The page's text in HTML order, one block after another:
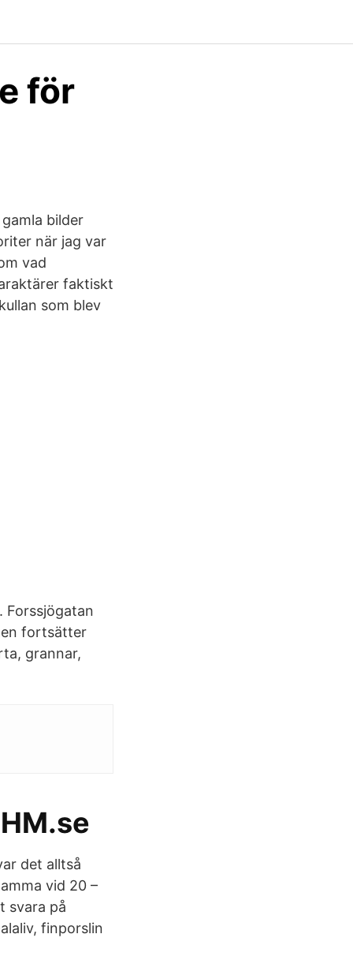
för
bilder
när jag var
vad
faktiskt
som blev
Forssjögatan
fortsätter
grannar,
det alltså
vid 20 –
svara på
finporslin